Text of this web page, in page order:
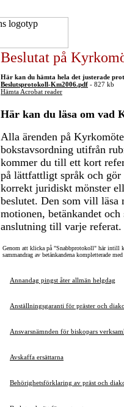
Beslutat på
Här kan du hämta hela det justerade
Beslutsprotokoll-Km2006.pdf - 827 kb
Hämta Acrobat reader
Här kan du läsa om vad
Alla ärenden på
bokstavsordning utifrån
kommer du till ett kort
på lättfattligt språk och
korrekt juridiskt mönster
beslutet. Den som vill
motionen, betänkandet
anslutning till varje referat.
Genom att klicka på "Snabbprotokoll" här intill
sammandrag av betänkandena kompletterade
Annandag pingst åter allmän helgdag
Anställningsgaranti för präster och
Ansvarsnämnden för biskopars
Avskaffa ersättarna
Behörighetsförklaring av präst och